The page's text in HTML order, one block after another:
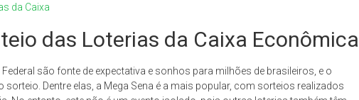
da Caixa
das Loterias da Caixa Econômica
são fonte de expectativa e sonhos para milhões de brasileiros, e o
Dentre elas, a Mega Sena é a mais popular, com sorteios realizados